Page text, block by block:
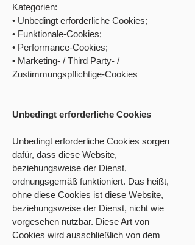
Kategorien:
• Unbedingt erforderliche Cookies;
• Funktionale-Cookies;
• Performance-Cookies;
• Marketing- / Third Party- /
Zustimmungspflichtige-Cookies
Unbedingt erforderliche Cookies
Unbedingt erforderliche Cookies sorgen
dafür, dass diese Website,
beziehungsweise der Dienst,
ordnungsgemäß funktioniert. Das heißt,
ohne diese Cookies ist diese Website,
beziehungsweise der Dienst, nicht wie
vorgesehen nutzbar. Diese Art von
Cookies wird ausschließlich von dem